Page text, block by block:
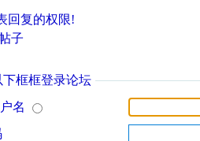
回复的权限!
子
下框框登录论坛
名